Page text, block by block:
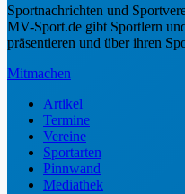
Sportnachrichten und
MV-Sport.de gibt Sportlern
präsentieren und über ihren
Mitmachen
Artikel
Termine
Vereine
Sportarten
Pinnwand
Mediathek